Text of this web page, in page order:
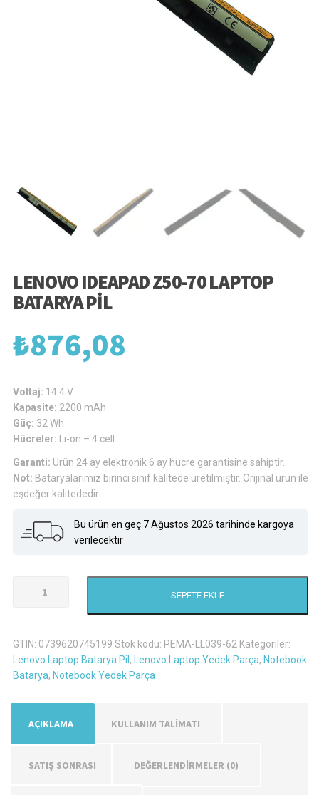
LENOVO IDEAPAD Z50-70 LAPTOP
BATARYA PIL
₺876,08
Voltaj: 14.4 V
Kapasite: 2200 mAh
Güç: 32 Wh
Hücreler:
Li-on – 4 cell
Garanti: Ürün 24 ay elektronik 6 ay hücre garantisine sahiptir.
Not: Bataryalarımız birinci sınıf kalitede üretilmiştir. Orijinal ürün ile
eşdeğer kalitededir.
Bu ürün en geç 7 Ağustos 2026 tarihinde kargoya
verilecektir
Ideapad
Laptop
Batarya
Pil
SEPETE EKLE
GTIN: 0739620745199 Stok kodu: PEMA-LL039-62 Kategoriler:
Lenovo Laptop Batarya Pil , Lenovo Laptop Yedek Parça, Notebook
Batarya, Notebook Yedek Parça
AÇIKLAMA KULLANIM TALİMATI
SATIŞ SONRASI DEĞERLENDIRMELER (0)